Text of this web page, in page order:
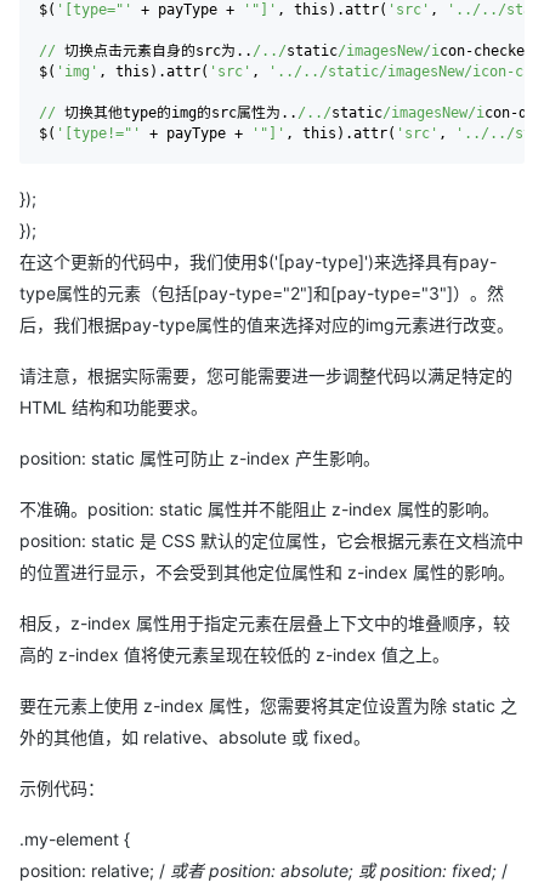
$( '[type="' + payType + '"]' , this).attr( 'src' , '../../static/
// 切换点击元素自身的src为.. /../static/imagesNew/icon-
$( 'img' , this).attr( 'src' , '../../static/imagesNew/icon-
// 切换其他type的img的src属性为.. /../static/imagesNew/icon-
$( '[type!="' + payType + '"]' , this).attr( 'src' , '../../
});
});
在这个更新的代码中，我们使用$('[pay-type]')来选择具有pay-
type属性的元素（包括[pay-type="2"]和[pay-type="3"]）。然
后，我们根据pay-type属性的值来选择对应的img元素进行改变。
请注意，根据实际需要，您可能需要进一步调整代码以满足特定的
HTML 结构和功能要求。
position: static 属性可防止 z-index 产生影响。
不准确。position: static 属性并不能阻止 z-index 属性的影响。
position: static 是 CSS 默认的定位属性，它会根据元素在文档流中
的位置进行显示，不会受到其他定位属性和 z-index 属性的影响。
相反，z-index 属性用于指定元素在层叠上下文中的堆叠顺序，较
高的 z-index 值将使元素呈现在较低的 z-index 值之上。
要在元素上使用 z-index 属性，您需要将其定位设置为除 static 之
外的其他值，如 relative、absolute 或 fixed。
示例代码：
.my-element {
position: relative; / 或者 position: absolute; 或 position: fixed; /